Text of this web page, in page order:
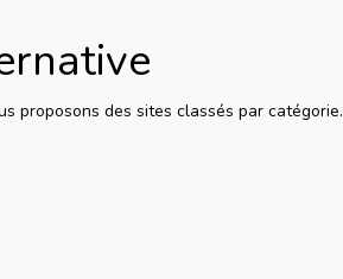
proposons des sites classés par catégorie.